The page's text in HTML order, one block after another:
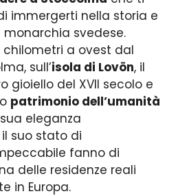
immergerti nella storia e
svedese.
chilometri a ovest dal
sull’isola di Lovön, il
gioiello del XVII secolo e
patrimonio dell’umanità
sua eleganza
suo stato di
fanno di
delle residenze reali
in Europa.